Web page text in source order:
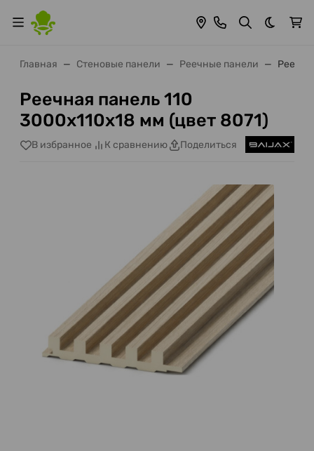
Темная
Главная Стеновые панели Реечные панели
Реечная панель 110
3000х110х18 мм (цвет 8071)
В избранное К сравнению Поделиться